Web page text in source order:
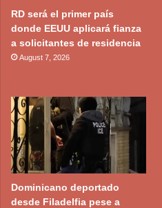
RD será el primer país
donde EEUU aplicará fianza
a solicitantes de residencia
August 7, 2026
Dominicano deportado
desde Filadelfia pese a